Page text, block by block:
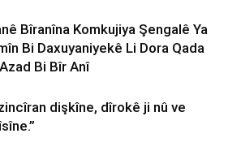
Bîranîna Komkujiya Şengalê Ya
Bi Daxuyaniyekê Li Dora Qada
Bi Bîr Anî
dişkîne, dîrokê ji nû ve